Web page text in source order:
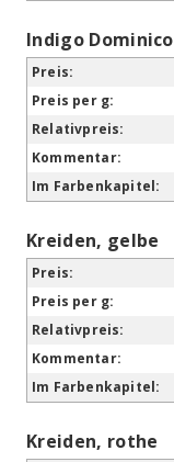
Indigo Dominico
Kreiden, gelbe
Kreiden, rothe